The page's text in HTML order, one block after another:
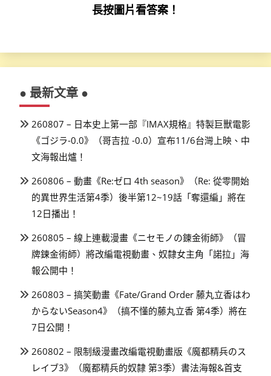
長按圖片看答案！
● 最新文章 ●
260807 – 日本史上第一部『IMAX規格』特製巨獸電影
《ゴジラ-0.0》（哥吉拉 -0.0）宣布11/6台灣上映、中
文海報出爐！
260806 – 動畫《Re:ゼロ 4th season》（Re: 從零開始
的異世界生活第4季）後半第12~19話「奪還編」將在
12日播出！
260805 – 線上連載漫畫《ニセモノの錬金術師》（冒
牌鍊金術師）將改編電視動畫、奴隸女主角「諾拉」海
報公開中！
260803 – 搞笑動畫《Fate/Grand Order 藤丸立香はわ
からないSeason4》（搞不懂的藤丸立香 第4季）將在
7日公開！
260802 – 限制級漫畫改編電視動畫版《魔都精兵のス
レイブ3》（魔都精兵的奴隸 第3季）書法海報&首支